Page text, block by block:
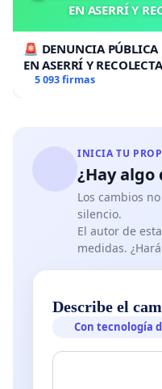
EN ASERRÍ Y
🚨 DENUNCIA
EN ASERRÍ Y
5 093 firmas
INICIA TU
¿Hay
Los cambios
silencio.
El autor de
medidas.
Describe el
Con tecnología